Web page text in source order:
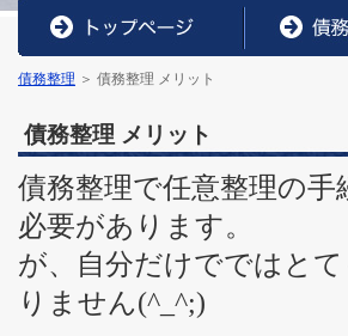
債務整理 ＞ 債務整理 メリット
債務整理 メリット
債務整理で任意整理の
必要があります。
が、自分だけでではと
りません(^_^;)